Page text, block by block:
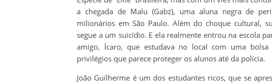
a chegada de Malu (Gabz), uma aluna negra de
milionários em São Paulo. Além do choque cultural,
segue a um suicídio. E ela realmente entrou na escola
amigo, Ícaro, que estudava no local com uma
privilégios que parece proteger os alunos até da polícia.
João Guilherme é um dos estudantes ricos, que se